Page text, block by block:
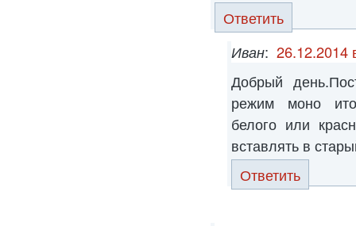
Ответить
Иван: 26.12.2014
Добрый
режим моно
белого или
вставлять в
Ответить